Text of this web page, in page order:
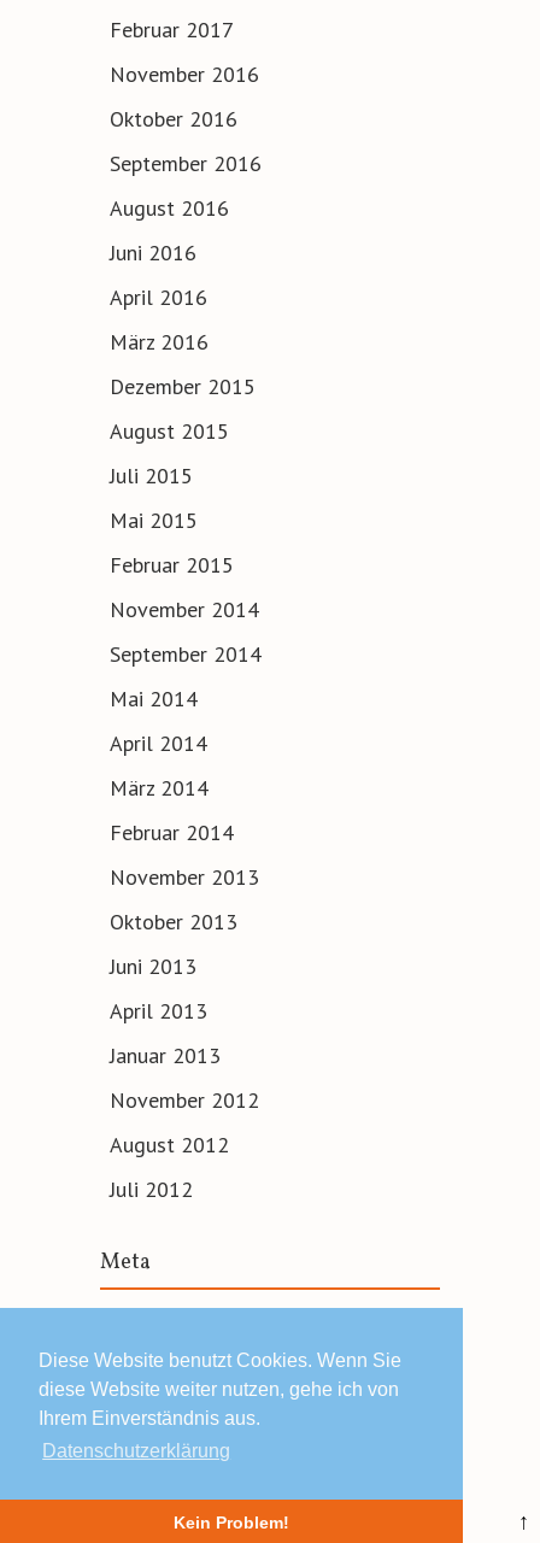
Diese Website benutzt Cookies. Wenn Sie
diese Website weiter nutzen, gehe ich von
Ihrem Einverständnis aus.
Datenschutzerklärung
Kein Problem!
Februar 2017
November 2016
Oktober 2016
September 2016
August 2016
Juni 2016
April 2016
März 2016
Dezember 2015
August 2015
Juli 2015
Mai 2015
Februar 2015
November 2014
September 2014
Mai 2014
April 2014
März 2014
Februar 2014
November 2013
Oktober 2013
Juni 2013
April 2013
Januar 2013
November 2012
August 2012
Juli 2012
Meta
↑